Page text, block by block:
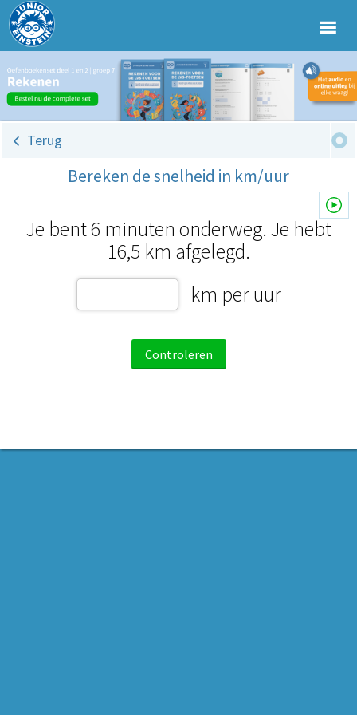
Terug
Bereken de snelheid in km/uur
Je bent 6 minuten onderweg. Je hebt
16,5 km afgelegd.
km per uur